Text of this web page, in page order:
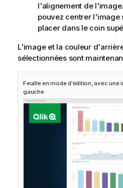
l'alignement de
pouvez centrer l'image
placer dans le coin
L'image et la couleur
sélectionnées sont
Feuille en mode d'édition, avec une
gauche